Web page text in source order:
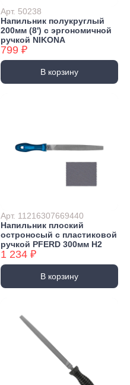
Арт. 50238
Напильник полукруглый
200мм (8') с эргономичной
ручкой NIKONA
799 ₽
В корзину
Арт. 11216307669440
Напильник плоский
остроносый с пластиковой
ручкой PFERD 300мм H2
1 234 ₽
В корзину